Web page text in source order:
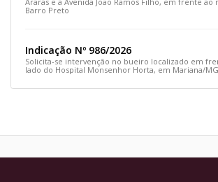
Barro Preto
Indicação Nº 986/2026
Solicita-se intervenção no bueiro localizado em
lado do Hospital Monsenhor Horta, em Mariana/